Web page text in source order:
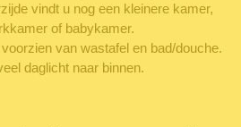
vindt u nog een kleinere kamer,
of babykamer.
van wastafel en bad/douche.
daglicht naar binnen.